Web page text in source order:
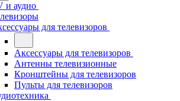
и аудио
для телевизоров
Аксессуары для телевизоров
Антенны телевизионные
Кронштейны для телевизоров
Пульты для телевизоров